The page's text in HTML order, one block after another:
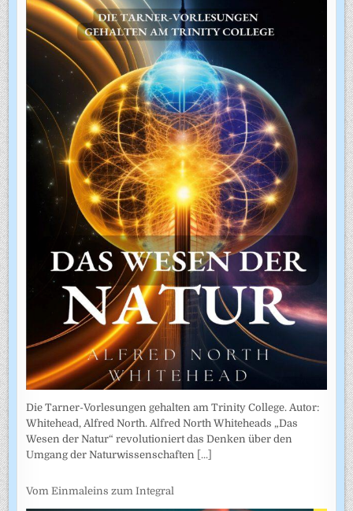
Die Tarner-Vorlesungen gehalten am Trinity College. Autor:
Whitehead, Alfred North. Alfred North Whiteheads „Das
Wesen der Natur“ revolutioniert das Denken über den
Umgang der Naturwissenschaften [...]
Vom Einmaleins zum Integral